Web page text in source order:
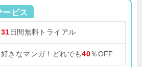
ービス
31 日間無料トライアル
好きなマンガ！どれでも40％OFF